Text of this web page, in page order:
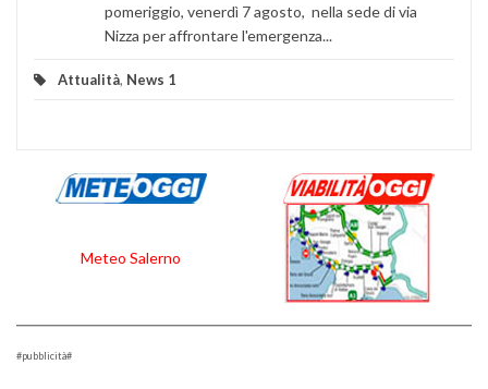
pomeriggio, venerdì 7 agosto, nella sede di via
Nizza per affrontare l'emergenza...
Attualità, News 1
Meteo Salerno
#pubblicità#